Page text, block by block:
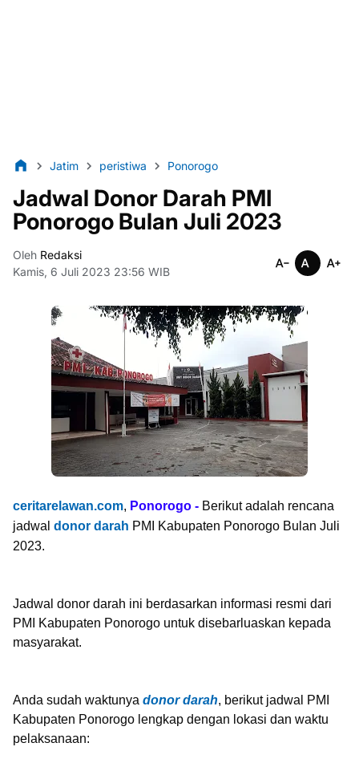
Jatim peristiwa Ponorogo
Jadwal Donor Darah PMI
Ponorogo Bulan Juli 2023
Oleh Redaksi
Kamis, 6 Juli 2023 23:56 WIB
ceritarelawan.com, Ponorogo - Berikut adalah rencana
jadwal donor darah PMI Kabupaten Ponorogo Bulan Juli
2023.
Jadwal donor darah ini berdasarkan informasi resmi dari
PMI Kabupaten Ponorogo untuk disebarluaskan kepada
masyarakat.
Anda sudah waktunya donor darah, berikut jadwal PMI
Kabupaten Ponorogo lengkap dengan lokasi dan waktu
pelaksanaan: